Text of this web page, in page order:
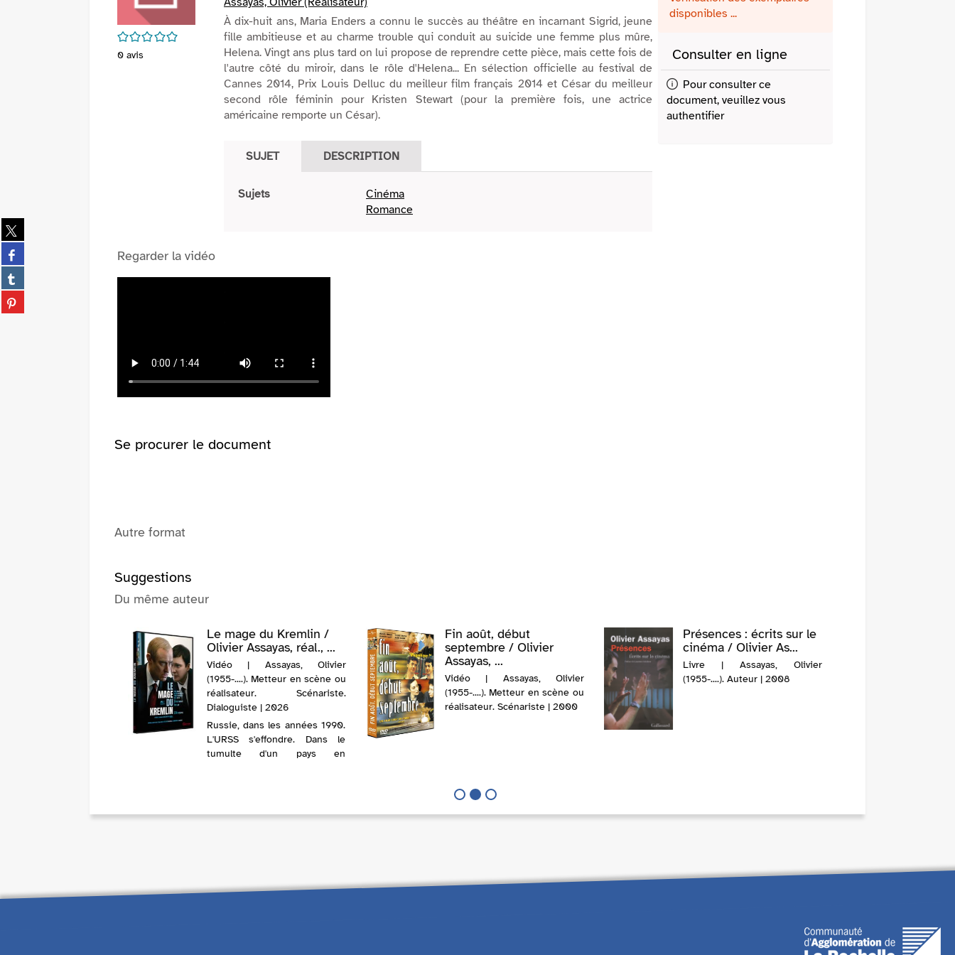
Partager
sur
twitter
(Nouvelle
fenêtre)
Partager
sur
facebook
(Nouvelle
fenêtre)
Partager
sur
tumblr
Partager
sur
/5
0 avis
À dix-huit ans, Maria Enders a connu le succès au théâtre en incarnant Sigrid, jeune
fille ambitieuse et au charme trouble qui conduit au suicide une femme plus mûre,
Helena. Vingt ans plus tard on lui propose de reprendre cette pièce, mais cette fois de
l'autre côté du miroir, dans le rôle d'Helena... En sélection officielle au festival de
Cannes 2014, Prix Louis Delluc du meilleur film français 2014 et César du meilleur
second rôle féminin pour Kristen Stewart (pour la première fois, une actrice
américaine remporte un César).
SUJET DESCRIPTION
Sujets
Cinéma
Romance
Regarder la vidéo
disponibles ...
Consulter en ligne
Pour consulter ce
document, veuillez vous
authentifier
Se procurer le document
Autre format
Suggestions
Du même auteur
Fin août, début
septembre / Olivier
Assayas, ...
Vidéo | Assayas, Olivier
(1955-....). Metteur en scène ou
réalisateur. Scénariste | 2000
Présences : écrits sur le
cinéma / Olivier As...
Livre | Assayas, Olivier
(1955-....). Auteur | 2008
Le mage du Kremlin /
Olivier Assayas, réal., ...
Vidéo | Assayas, Olivier
(1955-....). Metteur en scène ou
réalisateur. Scénariste.
Dialoguiste | 2026
Russie, dans les années 1990.
L'URSS s'effondre. Dans le
tumulte d'un pays en